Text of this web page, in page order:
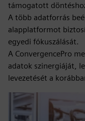
támogatott
A több adatforrás
alapplatformot
egyedi fókuszálását.
A ConvergencePro
adatok szinergiáját,
levezetését a